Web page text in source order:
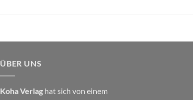
ÜBER UNS
Koha Verlag hat sich von einem